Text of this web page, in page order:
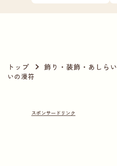
トップ 飾り・装飾・あしらい
いの漫符